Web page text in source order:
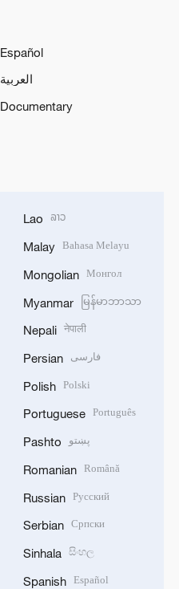
Español
العربية
Documentary
Lao ລາວ
Malay Bahasa Melayu
Mongolian Монгол
Myanmar မြန်မာဘာသာ
Nepali नेपाली
Persian فارسی
Polish Polski
Portuguese Português
Pashto پښتو
Romanian Română
Russian Русский
Serbian Српски
Sinhala සිංහල
Spanish Español